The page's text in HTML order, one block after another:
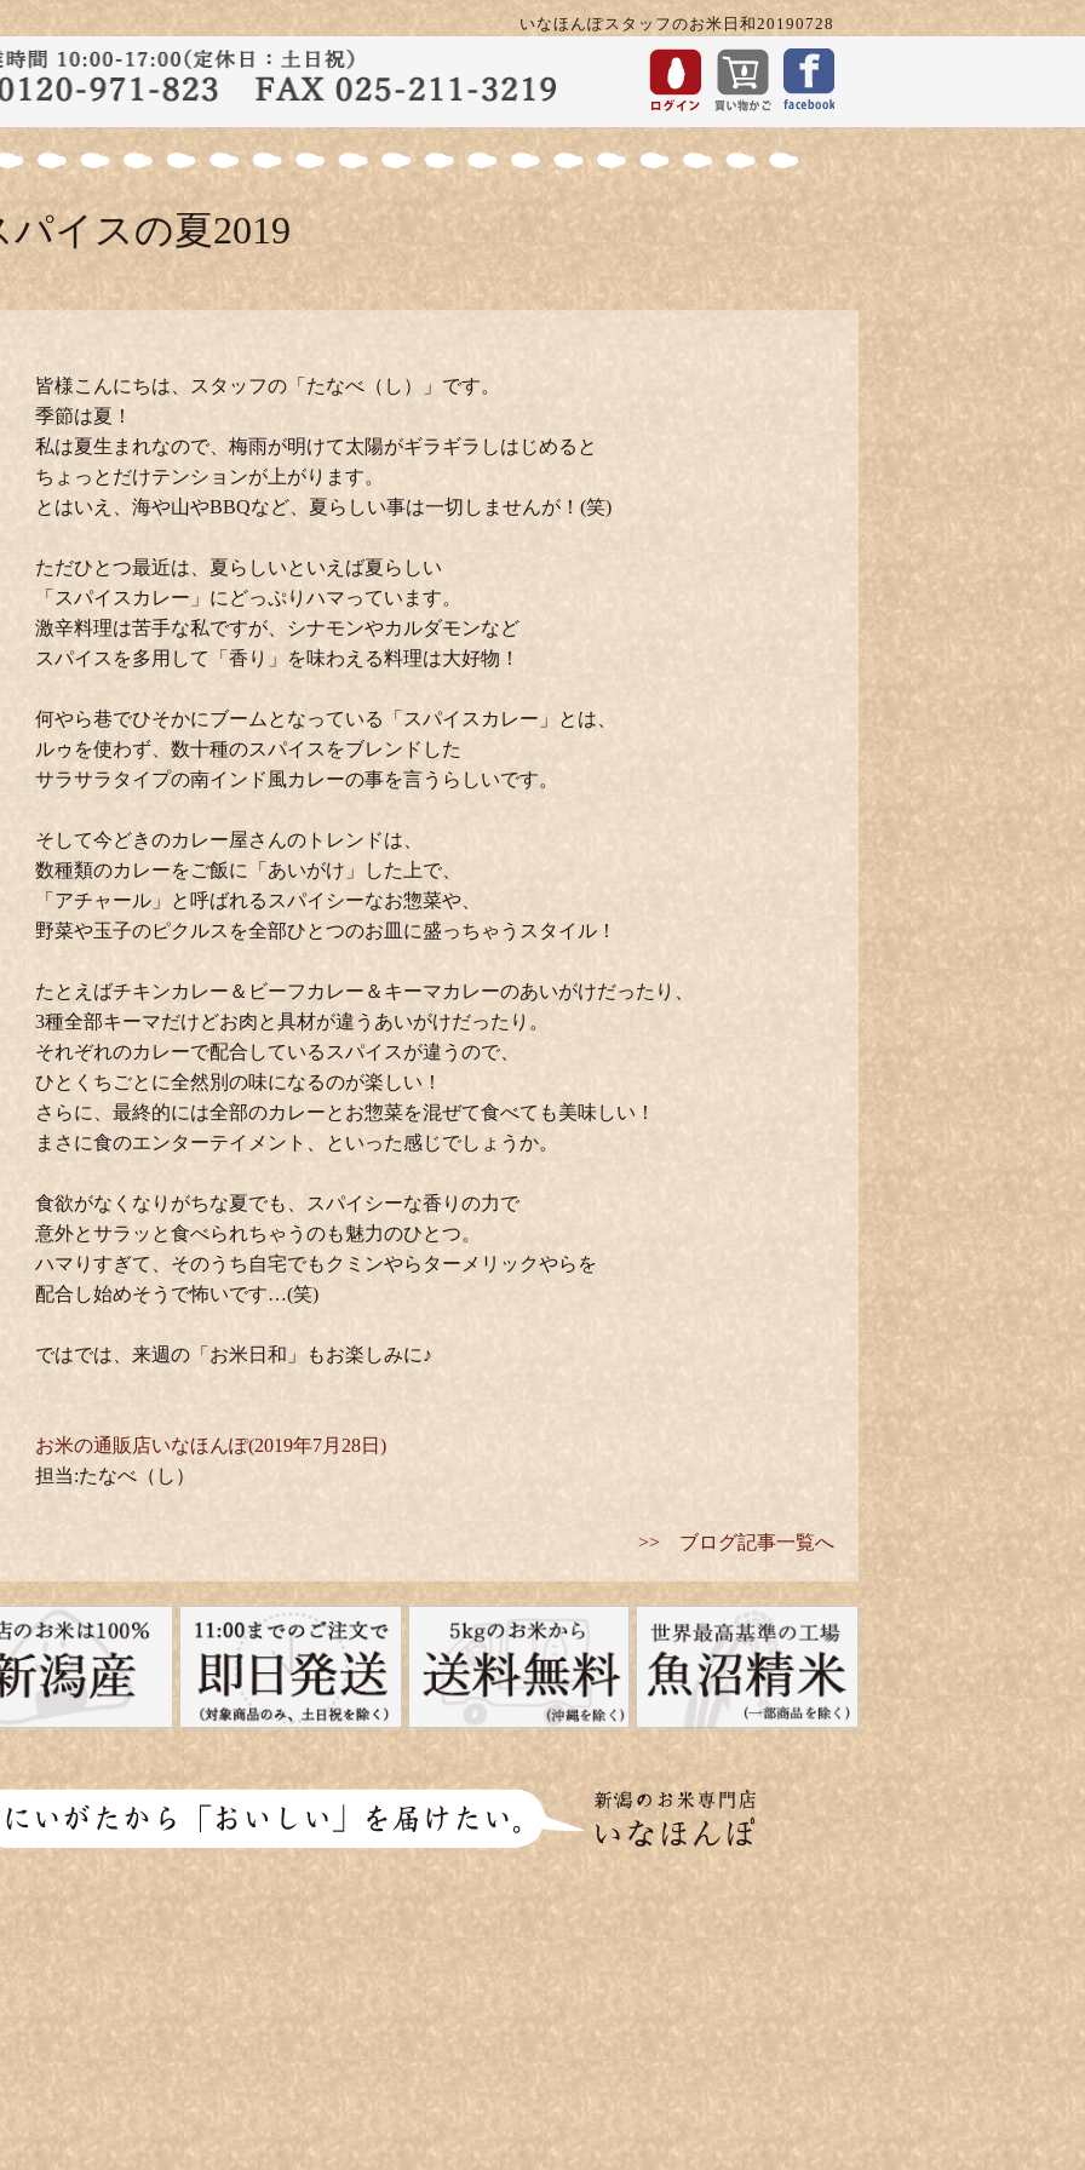
いなほんぽスタッフのお米日和20190728
パイスの夏2019
皆様こんにちは、スタッフの「たなべ（し）」です。
季節は夏！
私は夏生まれなので、梅雨が明けて太陽がギラギラしはじめると
ちょっとだけテンションが上がります。
とはいえ、海や山やBBQなど、夏らしい事は一切しませんが！(笑)
ただひとつ最近は、夏らしいといえば夏らしい
「スパイスカレー」にどっぷりハマっています。
激辛料理は苦手な私ですが、シナモンやカルダモンなど
スパイスを多用して「香り」を味わえる料理は大好物！
何やら巷でひそかにブームとなっている「スパイスカレー」とは、
ルゥを使わず、数十種のスパイスをブレンドした
サラサラタイプの南インド風カレーの事を言うらしいです。
そして今どきのカレー屋さんのトレンドは、
数種類のカレーをご飯に「あいがけ」した上で、
「アチャール」と呼ばれるスパイシーなお惣菜や、
野菜や玉子のピクルスを全部ひとつのお皿に盛っちゃうスタイル！
たとえばチキンカレー＆ビーフカレー＆キーマカレーのあいがけだったり、
3種全部キーマだけどお肉と具材が違うあいがけだったり。
それぞれのカレーで配合しているスパイスが違うので、
ひとくちごとに全然別の味になるのが楽しい！
さらに、最終的には全部のカレーとお惣菜を混ぜて食べても美味しい！
まさに食のエンターテイメント、といった感じでしょうか。
食欲がなくなりがちな夏でも、スパイシーな香りの力で
意外とサラッと食べられちゃうのも魅力のひとつ。
ハマりすぎて、そのうち自宅でもクミンやらターメリックやらを
配合し始めそうで怖いです…(笑)
ではでは、来週の「お米日和」もお楽しみに♪
お米の通販店いなほんぽ(2019年7月28日)
担当:たなべ（し）
>> ブログ記事一覧へ